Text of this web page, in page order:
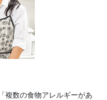
複数の食物アレルギーがあ